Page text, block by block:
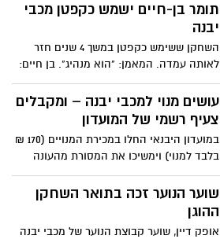
תומר בן-חיים ישמש כקפטן מכבי
יבנה
השחקן ששימש כקפטן במשך 4 שנים חזר
לאותה עמדה. המאמן: "הוא מנהיג". בן חיים:
"מודה על האמון בי"
עושים מנוי למכבי יבנה – ומקבלים
צעיף רשמי של המועדון
במועדון היבנאי החלו במכירת המנויים (170 ₪
בלבד למנוי) וימשיכו את המסורת מהעונה
שעברה כאשר ילדים עד גיל 12 ונשים ייכנסו
חופשי למגרש
שוער הנוער זכה בתואר השחקן
ההוגן
אופק דיין, שוער קבוצת הנוער של מכבי יבנה